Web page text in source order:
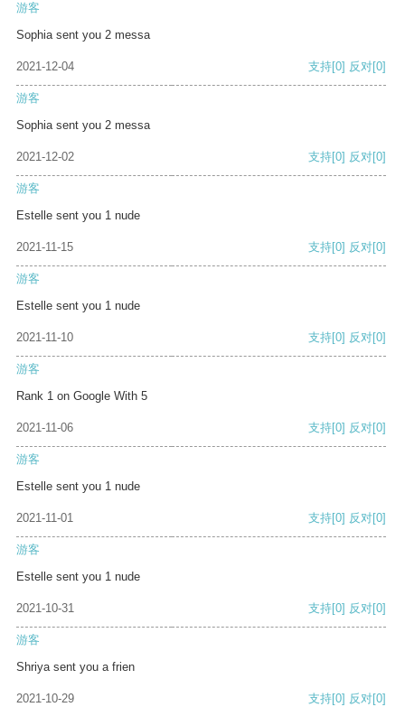
游客
Sophia sent you 2 messa
2021-12-04 支持[0] 反对[0]
游客
Sophia sent you 2 messa
2021-12-02 支持[0] 反对[0]
游客
Estelle sent you 1 nude
2021-11-15 支持[0] 反对[0]
游客
Estelle sent you 1 nude
2021-11-10 支持[0] 反对[0]
游客
Rank 1 on Google With 5
2021-11-06 支持[0] 反对[0]
游客
Estelle sent you 1 nude
2021-11-01 支持[0] 反对[0]
游客
Estelle sent you 1 nude
2021-10-31 支持[0] 反对[0]
游客
Shriya sent you a frien
2021-10-29 支持[0] 反对[0]